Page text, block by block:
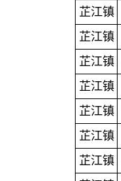
芷江镇
芷江镇
芷江镇
芷江镇
芷江镇
芷江镇
芷江镇